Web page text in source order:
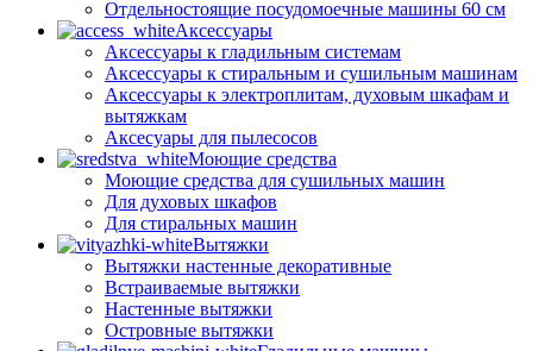
Отдельностоящие посудомоечные машины 60 см
Аксессуары
Аксессуары к гладильным системам
Аксессуары к стиральным и сушильным машинам
Аксессуары к электроплитам, духовым шкафам и
вытяжкам
Аксесуары для пылесосов
Моющие средства
Моющие средства для сушильных машин
Для духовых шкафов
Для стиральных машин
Вытяжки
Вытяжки настенные декоративные
Встраиваемые вытяжки
Настенные вытяжки
Островные вытяжки